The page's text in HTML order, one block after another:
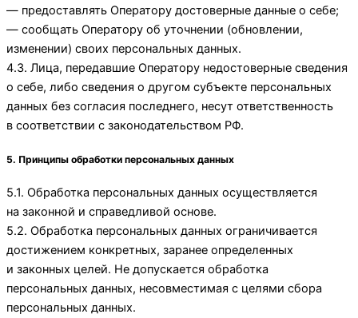
— предоставлять Оператору достоверные данные о себе;
— сообщать Оператору об уточнении (обновлении,
изменении) своих персональных данных.
4.3. Лица, передавшие Оператору недостоверные сведения
о себе, либо сведения о другом субъекте персональных
данных без согласия последнего, несут ответственность
в соответствии с законодательством РФ.
5. Принципы обработки персональных данных
5.1. Обработка персональных данных осуществляется
на законной и справедливой основе.
5.2. Обработка персональных данных ограничивается
достижением конкретных, заранее определенных
и законных целей. Не допускается обработка
персональных данных, несовместимая с целями сбора
персональных данных.